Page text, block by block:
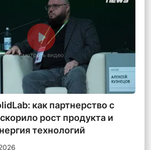
Смотреть видео
как партнерство с
рост продукта и
технологий